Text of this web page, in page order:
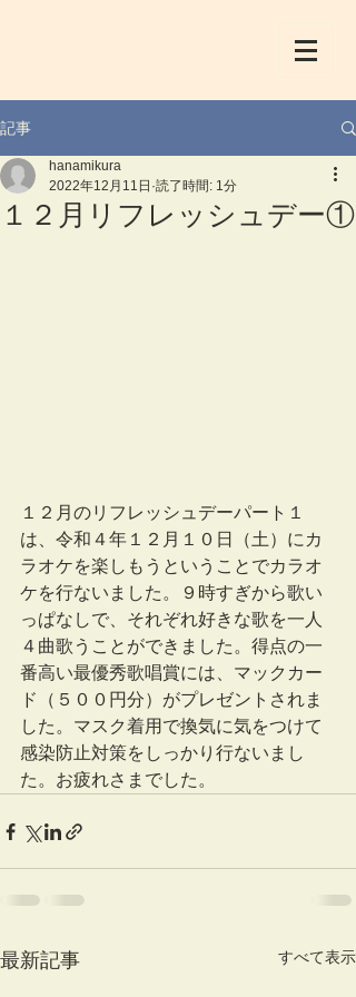
記事
１２月リフレッシュデー①
hanamikura
2022年12月11日 読了時間: 1分
１２月のリフレッシュデーパート１
は、令和４年１２月１０日（土）にカ
ラオケを楽しもうということでカラオ
ケを行ないました。９時すぎから歌い
っぱなしで、それぞれ好きな歌を一人
４曲歌うことができました。得点の一
番高い最優秀歌唱賞には、マックカー
ド（５００円分）がプレゼントされま
した。マスク着用で換気に気をつけて
感染防止対策をしっかり行ないまし
た。お疲れさまでした。
最新記事 すべて表示